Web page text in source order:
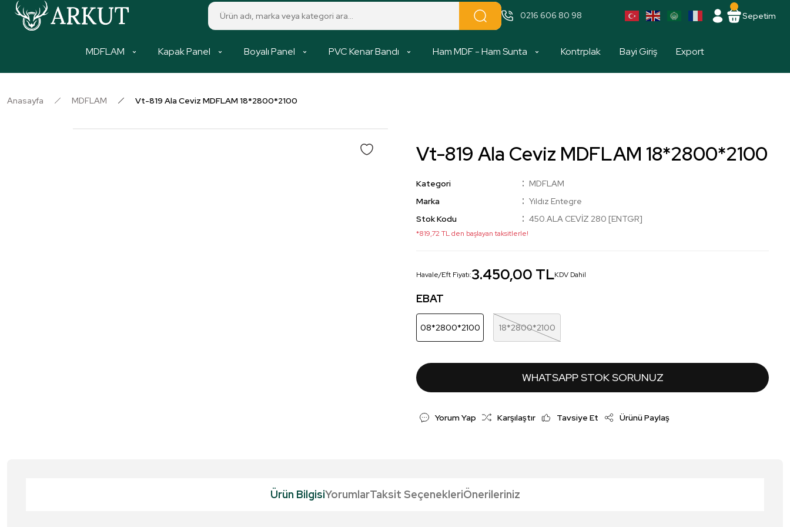
0216 606 80 98 Sepetim
MDFLAM Kapak Panel Boyalı Panel PVC Kenar Bandı Ham MDF - Ham Sunta Kontrplak Bayi Giriş Export
Anasayfa MDFLAM Vt-819 Ala Ceviz MDFLAM 18*2800*2100
Vt-819 Ala Ceviz MDFLAM 18*2800*2100
Kategori
MDFLAM
Marka
Yıldız Entegre
Stok Kodu
450.ALA CEVİZ 280 [ENTGR]
*819,72 TL den başlayan taksitlerle!
Havale/Eft Fiyatı:3.450,00 TLKDV Dahil
EBAT
08*2800*2100 18*2800*2100
WHATSAPP STOK SORUNUZ
Yorum Yap Karşılaştır Tavsiye Et Ürünü Paylaş
Ürün BilgisiYorumlarTaksit SeçenekleriÖnerileriniz